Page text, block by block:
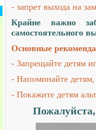
- запрет выхода на
Крайне важно
самостоятельного
Основные
- Запрещайте детям
- Напоминайте детям,
- Покажите детям